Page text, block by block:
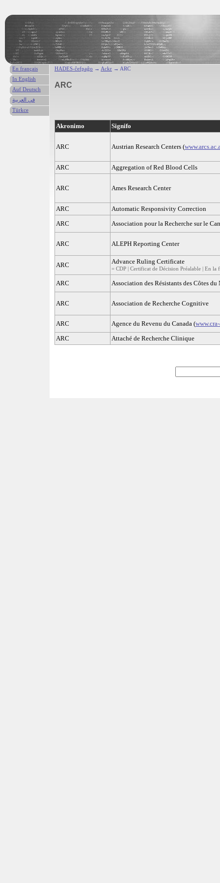
HADES-ĉefpaĝo → Ackr → ARC
ARC
Akronimo Signifo
ARC Austrian Research Centers (
ARC Aggregation of Red Blood Cells
ARC Ames Research Center
ARC
Automatic Responsivity Correction
ARC
Association pour la Recherche sur le
ARC ALEPH Reporting Center
ARC Advance Ruling Certificate
= CDP | Certificat de Décision Préalable | En la
ARC Association des Résistants des Côtes du
ARC Association de Recherche Cognitive
ARC Agence du Revenu du Canada (
ARC
Attaché de Recherche Clinique
En français
In English
Auf Deutsch
في العربية
Türkce